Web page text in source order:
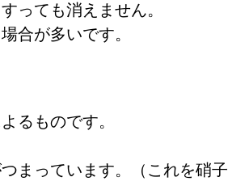
っても消えません。
合が多いです。
るものです。
まっています。（これを硝子